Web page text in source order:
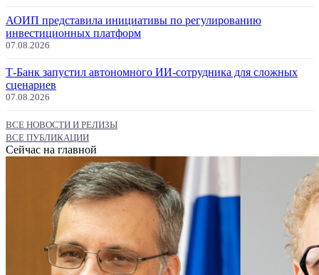
АОИП представила инициативы по регулированию
инвестиционных платформ
07.08.2026
Т-Банк запустил автономного ИИ-сотрудника для сложных
сценариев
07.08.2026
ВСЕ НОВОСТИ И РЕЛИЗЫ
ВСЕ ПУБЛИКАЦИИ
Сейчас на главной